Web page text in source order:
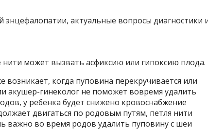
может вызвать асфиксию или гипоксию плода.
возникает, когда пуповина перекручивается или
акушер-гинеколог не поможет вовремя удалить
у ребенка будет снижено кровоснабжение
двигаться по родовым путям, петля нити
важно во время родов удалить пуповину с шеи